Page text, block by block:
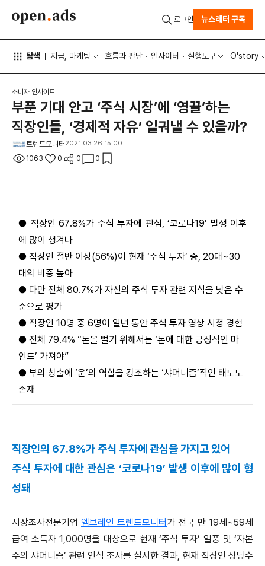
탐색 지금, 마케팅 흐름과 판단 인사이터 실행도구 O'story
로그인 뉴스레터 구독
소비자 인사이트
부푼 기대 안고 ‘주식 시장’에 ‘영끌’하는
직장인들, ‘경제적 자유’ 일궈낼 수 있을까?
트렌드모니터 2021.03.26 15:00
1063 0 0 0
● 직장인 67.8%가 주식 투자에 관심, ‘코로나19’ 발생 이후
에 많이 생겨나
● 직장인 절반 이상(56%)이 현재 ‘주식 투자’ 중, 20대~30
대의 비중 높아
● 다만 전체 80.7%가 자신의 주식 투자 관련 지식을 낮은 수
준으로 평가
● 직장인 10명 중 6명이 일년 동안 주식 투자 영상 시청 경험
● 전체 79.4% “돈을 벌기 위해서는 ‘돈에 대한 긍정적인 마
인드’ 가져야”
● 부의 창출에 ‘운’의 역할을 강조하는 ‘샤머니즘’적인 태도도
존재
직장인의 67.8%가 주식 투자에 관심을 가지고 있어
주식 투자에 대한 관심은 ‘코로나19’ 발생 이후에 많이 형
성돼
시장조사전문기업 엠브레인 트렌드모니터 가 전국 만 19세~59세
급여 소득자 1,000명을 대상으로 현재 ‘주식 투자’ 열풍 및 ‘자본
주의 샤머니즘’ 관련 인식 조사를 실시한 결과, 현재 직장인 상당수